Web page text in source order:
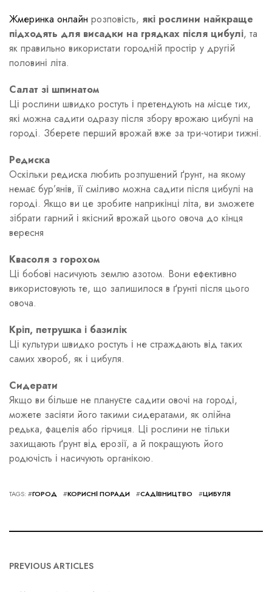
Жмеринка онлайн розповість, які рослини найкраще
підходять для висадки на грядках після цибулі, та
як правильно використати городній простір у другій
половині літа.
Салат зі шпинатом
Ці рослини швидко ростуть і претендують на місце тих,
які можна садити одразу після збору врожаю цибулі на
городі. Зберете перший врожай вже за три-чотири тижні.
Редиска
Оскільки редиска любить розпушений ґрунт, на якому
немає бур’янів, її сміливо можна садити після цибулі на
городі. Якщо ви це зробите наприкінці літа, ви зможете
зібрати гарний і якісний врожай цього овоча до кінця
вересня
Квасоля з горохом
Ці бобові насичують землю азотом. Вони ефективно
використовують те, що залишилося в ґрунті після цього
овоча.
Кріп, петрушка і базилік
Ці культури швидко ростуть і не страждають від таких
самих хвороб, як і цибуля.
Сидерати
Якщо ви більше не плануєте садити овочі на городі,
можете засіяти його такими сидератами, як олійна
редька, фацелія або гірчиця. Ці рослини не тільки
захищають ґрунт від ерозії, а й покращують його
родючість і насичують органікою.
TAGS: #ГОРОД #КОРИСНІ ПОРАДИ #САДІВНИЦТВО #ЦИБУЛЯ
PREVIOUS ARTICLES